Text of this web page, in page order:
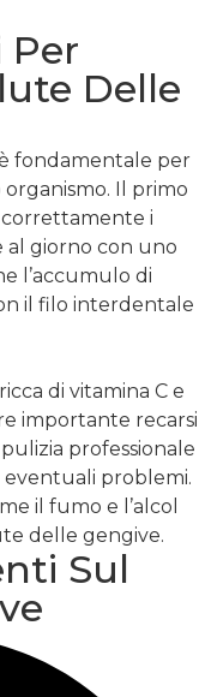
Per
Delle
fondamentale per
organismo. Il primo
correttamente i
al giorno con uno
l’accumulo di
il filo interdentale
di vitamina C e
importante recarsi
professionale
problemi.
il fumo e l’alcol
delle gengive.
Sul